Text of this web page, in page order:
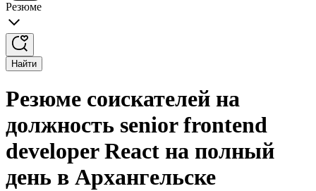
Резюме
Найти
Резюме соискателей на
должность senior frontend
developer React на полный
день в Архангельске